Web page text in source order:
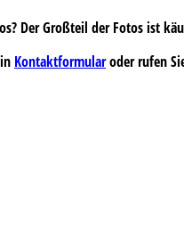
Der Großteil der Fotos ist
Kontaktformularoder rufen